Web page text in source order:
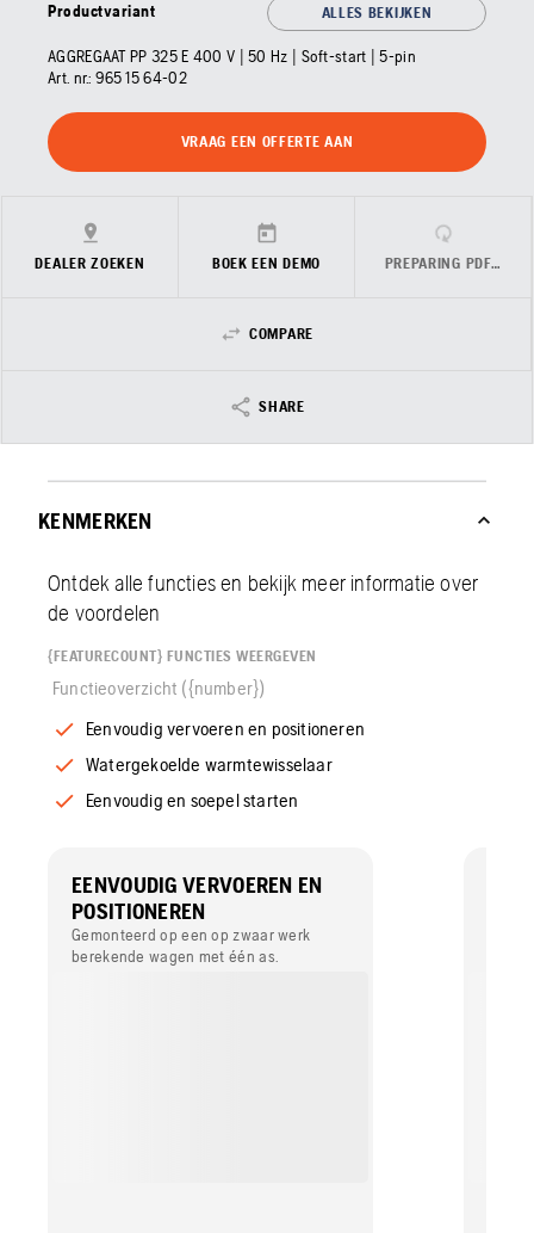
Productvariant ALLES BEKIJKEN
AGGREGAAT PP 325 E 400 V | 50 Hz | Soft-start | 5-pin
Art. nr.: 965 15 64‑02
VRAAG EEN OFFERTE AAN
DEALER ZOEKEN BOEK EEN DEMO PREPARING PDF…
COMPARE
SHARE
KENMERKEN
Ontdek alle functies en bekijk meer informatie over
de voordelen
{FEATURECOUNT} FUNCTIES WEERGEVEN
Functieoverzicht ({number})
Eenvoudig vervoeren en positioneren
Watergekoelde warmtewisselaar
Eenvoudig en soepel starten
EENVOUDIG VERVOEREN EN
POSITIONEREN
Gemonteerd op een op zwaar werk
berekende wagen met één as.